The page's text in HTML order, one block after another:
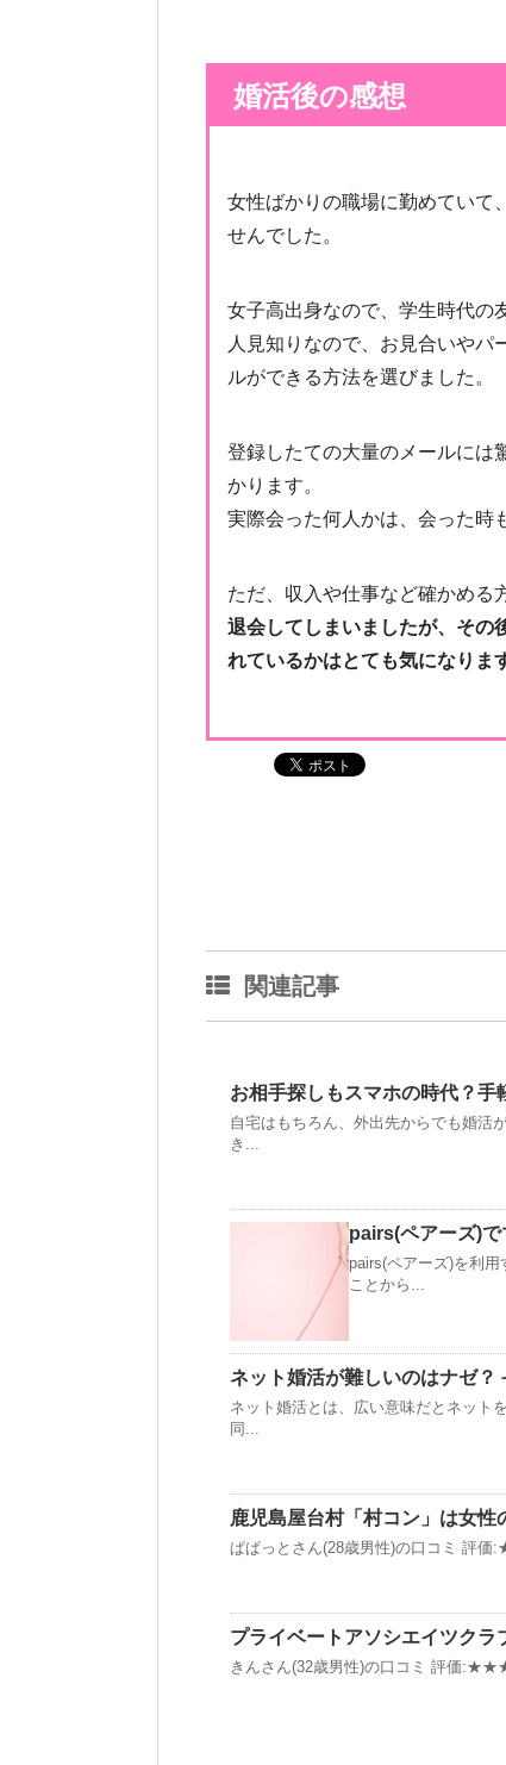
婚活後の感想
女性ばかりの職場に勤めていて
せんでした。
女子高出身なので、学生時代の
人見知りなので、お見合いやパ
ルができる方法を選びました。
登録したての大量のメールには
かります。
実際会った何人かは、会った時
ただ、収入や仕事など確かめる
退会してしまいましたが、その
れているかはとても気になりま
関連記事
お相手探しもスマホの時代？
自宅はもちろん、外出先からでも婚活
き...
pairs(ペアーズ)
pairs(ペアーズ)を利
ことから...
ネット婚活が難しいのはナゼ？
ネット婚活とは、広い意味だとネット
同...
鹿児島屋台村「村コン」は女性
ぱぱっとさん(28歳男性)の口コミ 評
プライベートアソシエイツクラ
きんさん(32歳男性)の口コミ 評価